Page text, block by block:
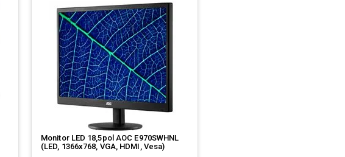
Monitor LED 18,5pol AOC E970SWHNL
(LED, 1366x768, VGA, HDMI, Vesa)